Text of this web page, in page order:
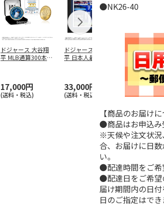
ドジャース 大谷翔
平 MLB通算300本塁
17,000円
(送料・税込)
ドジャース 大谷翔
平 日本人最多53試
33,000円
(送料・税込)
MLB ドジャ
谷翔平 2026
4月投手 …
33,000円
(送料・税込)
●NK26-40
【商品のお届けに
●商品はお申込み
※天候や注文状況
合、お届けに日
い。
●配達時間をご希
●配達日をご希望
届け期間内の日
日のご指定はでき